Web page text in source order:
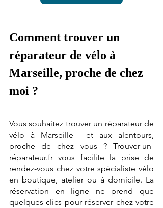
Comment trouver un
réparateur de vélo à
Marseille, proche de chez
moi ?
Vous souhaitez trouver un réparateur de
vélo à Marseille  et aux alentours,
proche de chez vous ? Trouver-un-
réparateur.fr vous facilite la prise de
rendez-vous chez votre spécialiste vélo
en boutique, atelier ou à domicile. La
réservation en ligne ne prend que
quelques clics pour réserver chez votre